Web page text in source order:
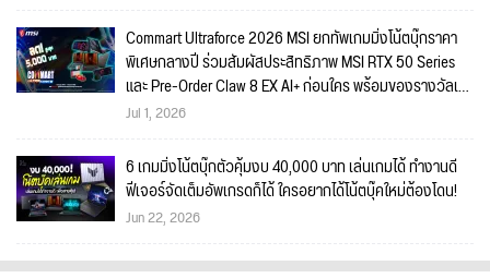
Commart Ultraforce 2026 MSI ยกทัพเกมมิ่งโน้ตบุ๊กราคา
พิเศษกลางปี ร่วมสัมผัสประสิทธิภาพ MSI RTX 50 Series
และ Pre-Order Claw 8 EX AI+ ก่อนใคร พร้อมของรางวัลเข้า
ร่วมกิจกรรมในงาน!
Jul 1, 2026
6 เกมมิ่งโน้ตบุ๊กตัวคุ้มงบ 40,000 บาท เล่นเกมได้ ทำงานดี
ฟีเจอร์จัดเต็มอัพเกรดก็ได้ ใครอยากได้โน้ตบุ๊คใหม่ต้องโดน!
Jun 22, 2026